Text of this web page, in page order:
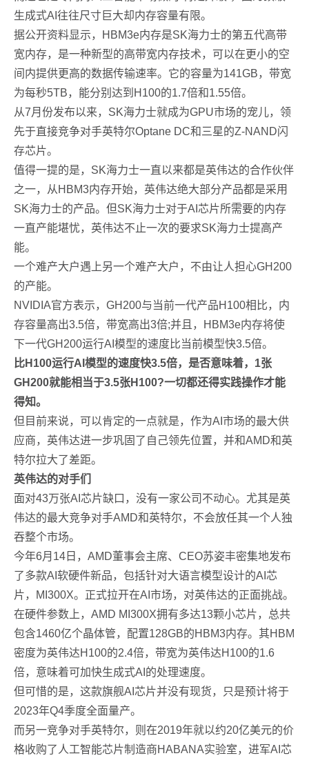
生成式AI往往尺寸巨大却内存容量有限。
据公开资料显示，HBM3e内存是SK海力士的第五代高带
宽内存，是一种新型的高带宽内存技术，可以在更小的空
间内提供更高的数据传输速率。它的容量为141GB，带宽
为每秒5TB，能分别达到H100的1.7倍和1.55倍。
从7月份发布以来，SK海力士就成为GPU市场的宠儿，领
先于直接竞争对手英特尔Optane DC和三星的Z-NAND闪
存芯片。
值得一提的是，SK海力士一直以来都是英伟达的合作伙伴
之一，从HBM3内存开始，英伟达绝大部分产品都是采用
SK海力士的产品。但SK海力士对于AI芯片所需要的内存
一直产能堪忧，英伟达不止一次的要求SK海力士提高产
能。
一个难产大户遇上另一个难产大户，不由让人担心GH200
的产能。
NVIDIA官方表示，GH200与当前一代产品H100相比，内
存容量高出3.5倍，带宽高出3倍;并且，HBM3e内存将使
下一代GH200运行AI模型的速度比当前模型快3.5倍。
比H100运行AI模型的速度快3.5倍，是否意味着，1张
GH200就能相当于3.5张H100?一切都还得实践操作才能
得知。
但目前来说，可以肯定的一点就是，作为AI市场的最大供
应商，英伟达进一步巩固了自己领先位置，并和AMD和英
特尔拉大了差距。
英伟达的对手们
面对43万张AI芯片缺口，没有一家公司不动心。尤其是英
伟达的最大竞争对手AMD和英特尔，不会放任其一个人独
吞整个市场。
今年6月14日，AMD董事会主席、CEO苏姿丰密集地发布
了多款AI软硬件新品，包括针对大语言模型设计的AI芯
片，MI300X。正式拉开在AI市场，对英伟达的正面挑战。
在硬件参数上，AMD MI300X拥有多达13颗小芯片，总共
包含1460亿个晶体管，配置128GB的HBM3内存。其HBM
密度为英伟达H100的2.4倍，带宽为英伟达H100的1.6
倍，意味着可加快生成式AI的处理速度。
但可惜的是，这款旗舰AI芯片并没有现货，只是预计将于
2023年Q4季度全面量产。
而另一竞争对手英特尔，则在2019年就以约20亿美元的价
格收购了人工智能芯片制造商HABANA实验室，进军AI芯